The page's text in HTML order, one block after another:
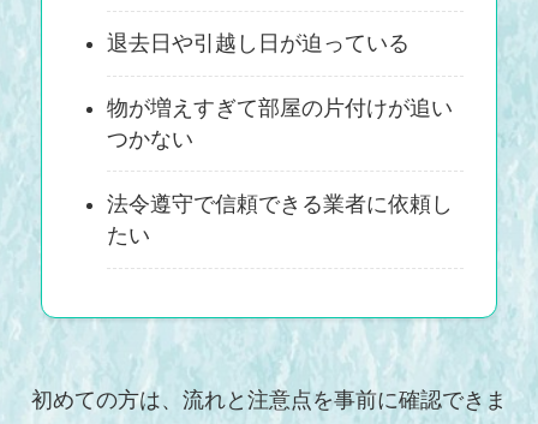
退去日や引越し日が迫っている
物が増えすぎて部屋の片付けが追い
つかない
法令遵守で信頼できる業者に依頼し
たい
初めての方は、流れと注意点を事前に確認できま